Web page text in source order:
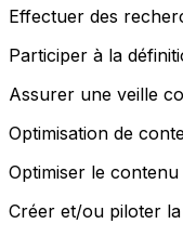
Effectuer des
Participer à la
Assurer une veille
Optimisation de
Optimiser le
Créer et/ou piloter